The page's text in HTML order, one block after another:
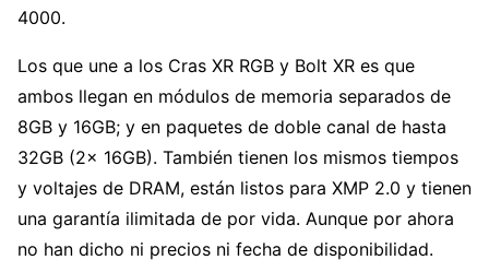
4000.
Los que une a los Cras XR RGB y Bolt XR es que
ambos llegan en módulos de memoria separados de
8GB y 16GB; y en paquetes de doble canal de hasta
32GB (2x 16GB). También tienen los mismos tiempos
y voltajes de DRAM, están listos para XMP 2.0 y tienen
una garantía ilimitada de por vida. Aunque por ahora
no han dicho ni precios ni fecha de disponibilidad.